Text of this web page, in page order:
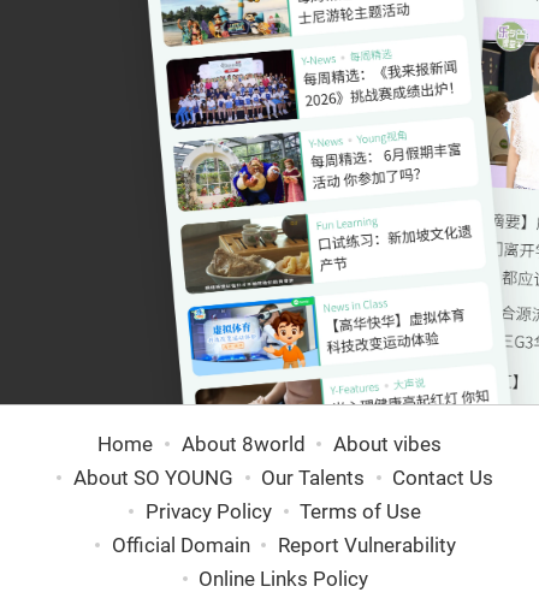
Home About 8world
About vibes
About SO YOUNG
Our Talents
Contact Us
Privacy Policy
Terms of Use
Official Domain
Report Vulnerability
Online Links Policy